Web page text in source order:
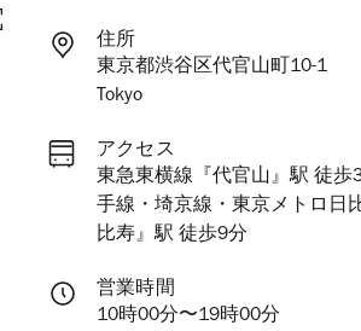
住所
東京都渋谷区代官山町10-1
Tokyo
アクセス
東急東横線『代官山』駅 徒歩
手線・埼京線・東京メトロ日
比寿』駅 徒歩9分
営業時間
10時00分〜19時00分